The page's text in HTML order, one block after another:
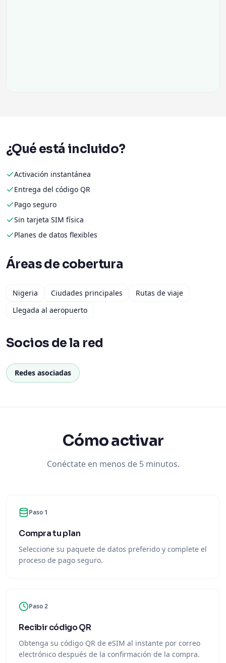
¿Qué está incluido?
Activación instantánea
Entrega del código QR
Pago seguro
Sin tarjeta SIM física
Planes de datos flexibles
Áreas de cobertura
Nigeria Ciudades principales
Rutas de viaje
Llegada al aeropuerto
Socios de la red
Redes asociadas
Cómo activar
Conéctate en menos de 5 minutos.
Paso 1
Compra tu plan
Seleccione su paquete de datos preferido y complete el
proceso de pago seguro.
Paso 2
Recibir código QR
Obtenga su código QR de eSIM al instante por correo
electrónico después de la confirmación de la compra.